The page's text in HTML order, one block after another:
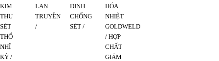
KIM
THU
SÉT
THỔ
NHĨ
KỲ /
LAN
TRUYỀN
/
ĐỊNH
CHỐNG
SÉT /
HÓA
NHIỆT
GOLDWELD
/HỢP
CHẤT
GIẢM